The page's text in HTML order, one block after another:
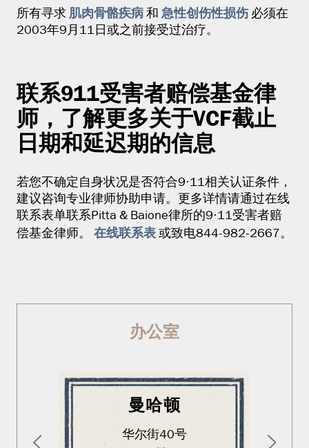
所有寻求 肌肉骨骼疾病 和 急性创伤性损伤 必须在
2003年9月11日或之前接受过治疗。
联系911受害者赔偿基金律
师，了解更多关于VCF截止
日期和延迟期的信息
若您不确定自身状况是否符合9·11相关认证条件，
建议咨询专业律师协助申请。更多详情请通过在线
联系表单联系Pitta & Baione律所的9·11受害者赔
偿基金律师。 在线联系表 或致电844-982-2667。
办公室
曼哈顿
华尔街40号